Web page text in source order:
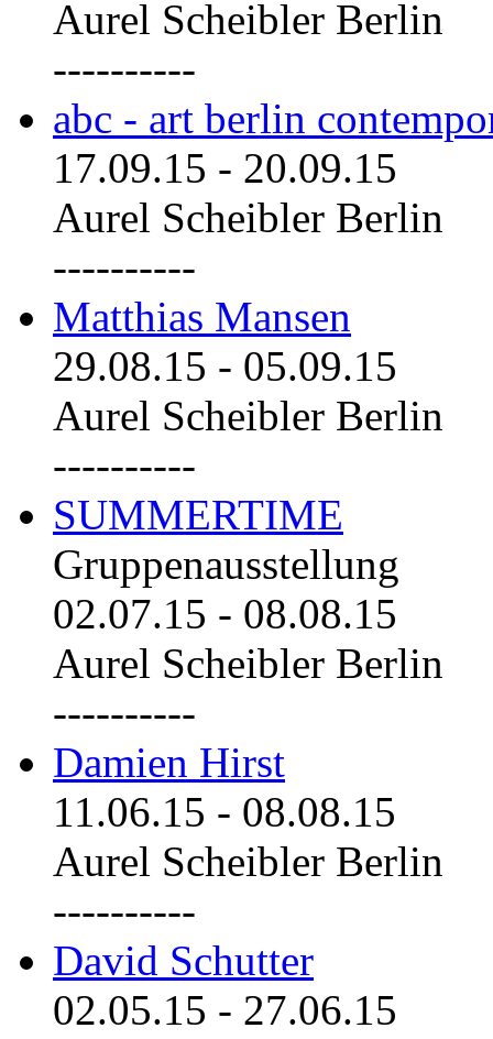
Aurel Scheibler Berlin
----------
abc - art berlin
17.09.15 - 20.09.15
Aurel Scheibler Berlin
----------
Matthias Mansen
29.08.15 - 05.09.15
Aurel Scheibler Berlin
----------
SUMMERTIME
Gruppenausstellung
02.07.15 - 08.08.15
Aurel Scheibler Berlin
----------
Damien Hirst
11.06.15 - 08.08.15
Aurel Scheibler Berlin
----------
David Schutter
02.05.15 - 27.06.15